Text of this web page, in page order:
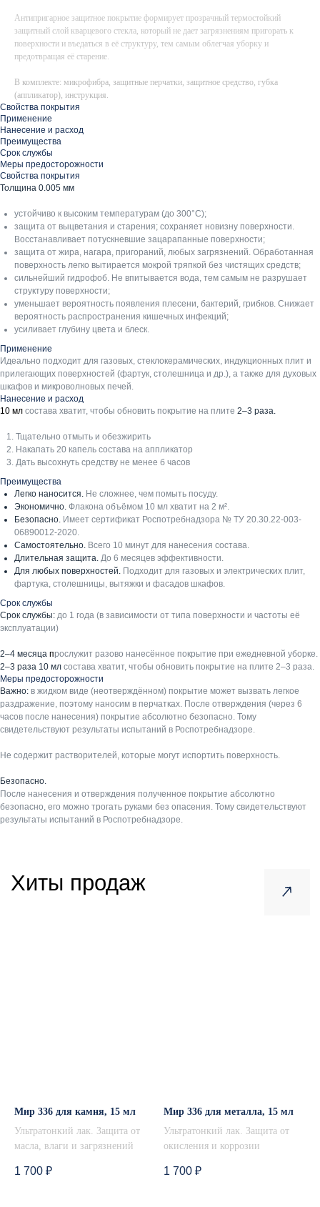
Антипригарное защитное покрытие формирует прозрачный термостойкий
защитный слой кварцевого стекла, который не дает загрязнениям пригорать к
поверхности и въедаться в её структуру, тем самым облегчая уборку и
предотвращая её старение.
В комплекте: микрофибра, защитные перчатки, защитное средство, губка
(аппликатор), инструкция.
Свойства покрытия
Применение
Нанесение и расход
Преимущества
Срок службы
Меры предосторожности
Свойства покрытия
Толщина 0.005 мм
устойчиво к высоким температурам (до 300°C);
защита от выцветания и старения; сохраняет новизну поверхности.
Восстанавливает потускневшие зацарапанные поверхности;
защита от жира, нагара, пригораний, любых загрязнений. Обработанная
поверхность легко вытирается мокрой тряпкой без чистящих средств;
сильнейший гидрофоб. Не впитывается вода, тем самым не разрушает
структуру поверхности;
уменьшает вероятность появления плесени, бактерий, грибков. Снижает
вероятность распространения кишечных инфекций;
усиливает глубину цвета и блеск.
Применение
Идеально подходит для газовых, стеклокерамических, индукционных плит и
прилегающих поверхностей (фартук, столешница и др.), а также для духовых
шкафов и микроволновых печей.
Нанесение и расход
10 мл состава хватит, чтобы обновить покрытие на плите 2–3 раза.
Тщательно отмыть и обезжирить
Накапать 20 капель состава на аппликатор
Дать высохнуть средству не менее б часов
Преимущества
Легко наносится. Не сложнее, чем помыть посуду.
Экономично. Флакона объёмом 10 мл хватит на 2 м².
Безопасно. Имеет сертификат Роспотребнадзора № ТУ 20.30.22-003-
06890012-2020.
Самостоятельно. Всего 10 минут для нанесения состава.
Длительная защита. До 6 месяцев эффективности.
Для любых поверхностей. Подходит для газовых и электрических плит,
фартука, столешницы, вытяжки и фасадов шкафов.
Срок службы
Срок службы: до 1 года (в зависимости от типа поверхности и частоты её
эксплуатации)
2–4 месяца прослужит разово нанесённое покрытие при ежедневной уборке.
2–3 раза 10 мл состава хватит, чтобы обновить покрытие на плите 2–3 раза.
Меры предосторожности
Важно: в жидком виде (неотверждённом) покрытие может вызвать легкое
раздражение, поэтому наносим в перчатках. После отверждения (через 6
часов после нанесения) покрытие абсолютно безопасно. Тому
свидетельствуют результаты испытаний в Роспотребнадзоре.
Не содержит растворителей, которые могут испортить поверхность.
Безопасно.
После нанесения и отверждения полученное покрытие абсолютно
безопасно, его можно трогать руками без опасения. Тому свидетельствуют
результаты испытаний в Роспотребнадзоре.
Мир 336 для камня, 15 мл
Ультратонкий лак. Защита от
масла, влаги и загрязнений
1 700 ₽
Мир 336 для металла, 15 мл
Ультратонкий лак. Защита от
окисления и коррозии
1 700 ₽